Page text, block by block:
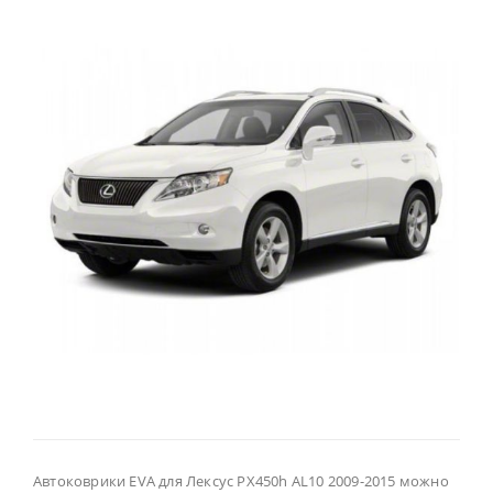
Автоковрики EVA для Лексус РХ450h AL10 2009-2015 можно